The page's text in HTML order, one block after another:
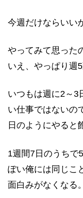
今週だけならいい
やってみて思った
いえ、やっぱり週
いつもは週に2～3
い仕事ではないの
日のようにやると
1週間7日のうちで
ぽい俺には同じこ
面白みがなくなる。